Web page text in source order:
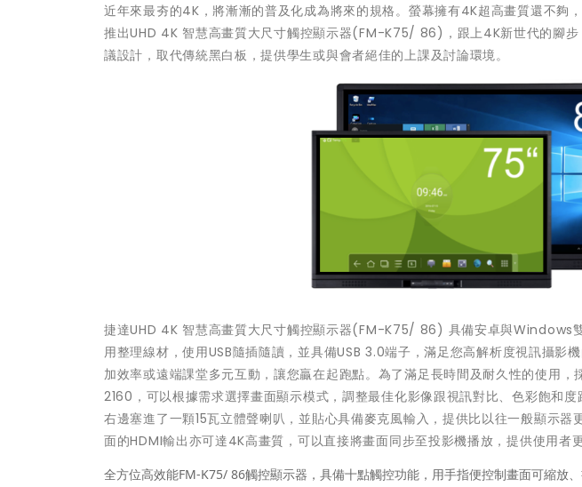
近年來最夯的4K，將漸漸的普及化成為將來的規格。螢幕擁有4K超高畫質還不夠
推出UHD 4K 智慧高畫質大尺寸觸控顯示器(FM-K75/ 86)，跟上4K新世代的腳步
議設計，取代傳統黑白板，提供學生或與會者絕佳的上課及討論環境。
捷達UHD 4K 智慧高畫質大尺寸觸控顯示器(FM-K75/ 86) 具備安卓與Windows
用整理線材，使用USB隨插隨讀，並具備USB 3.0端子，滿足您高解析度視訊攝影
加效率或遠端課堂多元互動，讓您贏在起跑點。為了滿足長時間及耐久性的使用
2160，可以根據需求選擇畫面顯示模式，調整最佳化影像跟視訊對比、色彩飽和
右邊塞進了一顆15瓦立體聲喇叭，並貼心具備麥克風輸入，提供比以往一般顯示
面的HDMI輸出亦可達4K高畫質，可以直接將畫面同步至投影機播放，提供使用者
全方位高效能FM-K75/ 86觸控顯示器，具備十點觸控功能，用手指便控制畫面可縮放